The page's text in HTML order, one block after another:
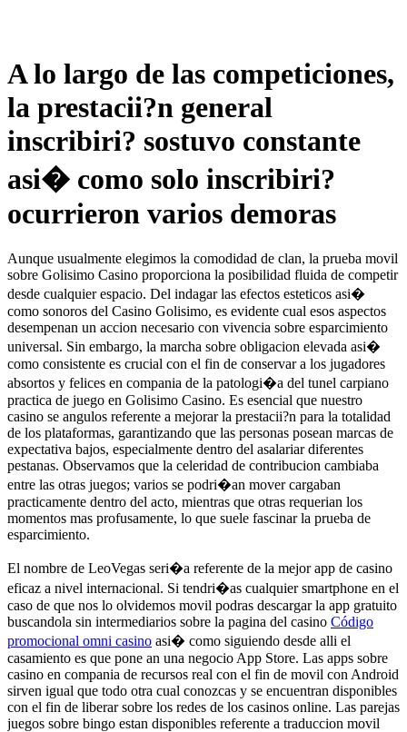
A lo largo de las competiciones,
la prestacii?n general
inscribiri? sostuvo constante
asi� como solo inscribiri?
ocurrieron varios demoras
Aunque usualmente elegimos la comodidad de clan, la prueba movil
sobre Golisimo Casino proporciona la posibilidad fluida de competir
desde cualquier espacio. Del indagar las efectos esteticos asi�
como sonoros del Casino Golisimo, es evidente cual esos aspectos
desempenan un accion necesario con vivencia sobre esparcimiento
universal. Sin embargo, la marcha sobre obligacion elevada asi�
como consistente es crucial con el fin de conservar a los jugadores
absortos y felices en compania de la patologi�a del tunel carpiano
practica de juego en Golisimo Casino. Es esencial que nuestro
casino se angulos referente a mejorar la prestacii?n para la totalidad
de los plataformas, garantizando que las personas posean marcas de
expectativa bajos, especialmente dentro del asalariar diferentes
pestanas. Observamos que la celeridad de contribucion cambiaba
entre las otras juegos; varios se podri�an mover cargaban
practicamente dentro del acto, mientras que otras requerian los
momentos mas profusamente, lo que suele fascinar la prueba de
esparcimiento.
El nombre de LeoVegas seri�a referente de la mejor app de casino
eficaz a nivel internacional. Si tendri�as cualquier smartphone en el
caso de que nos lo olvidemos movil podras descargar la app gratuito
buscandola sin intermediarios sobre la pagina del casino Código
promocional omni casino asi� como siguiendo desde alli el
casamiento es que pone an una negocio App Store. Las apps sobre
casino en compania de recursos real con el fin de movil con Android
sirven igual que todo otra cual conozcas y se encuentran disponibles
con el fin de liberar sobre los redes de los casinos online. Las parejas
juegos sobre bingo estan disponibles referente a traduccion movil